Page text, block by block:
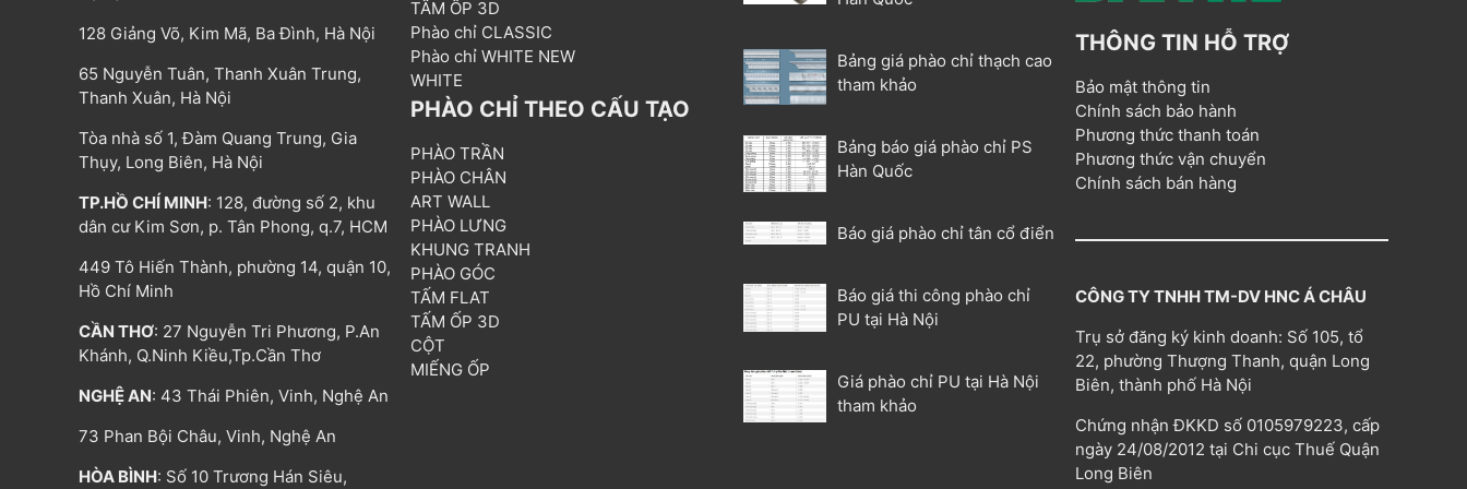
128 Giảng Võ, Kim Mã, Ba Đình, Hà Nội
65 Nguyễn Tuân, Thanh Xuân Trung,
Thanh Xuân, Hà Nội
Tòa nhà số 1, Đàm Quang Trung, Gia
Thụy, Long Biên, Hà Nội
TP.HỒ CHÍ MINH: 128, đường số 2, khu
dân cư Kim Sơn, p. Tân Phong, q.7, HCM
449 Tô Hiến Thành, phường 14, quận 10,
Hồ Chí Minh
CẦN THƠ: 27 Nguyễn Tri Phương, P.An
Khánh, Q.Ninh Kiều,Tp.Cần Thơ
NGHỆ AN: 43 Thái Phiên, Vinh, Nghệ An
73 Phan Bội Châu, Vinh, Nghệ An
HÒA BÌNH: Số 10 Trương Hán Siêu,
TẤM ỐP 3D
Phào chỉ CLASSIC
Phào chỉ WHITE NEW
WHITE
PHÀO CHỈ THEO CẤU TẠO
PHÀO TRẦN
PHÀO CHÂN
ART WALL
PHÀO LƯNG
KHUNG TRANH
PHÀO GÓC
TẤM FLAT
TẤM ỐP 3D
CỘT
MIẾNG ỐP
Bảng giá phào chỉ thạch cao
tham khảo
Bảng báo giá phào chỉ PS
Hàn Quốc
Báo giá phào chỉ tân cổ điển
Báo giá thi công phào chỉ
PU tại Hà Nội
Giá phào chỉ PU tại Hà Nội
tham khảo
THÔNG TIN HỖ TRỢ
Bảo mật thông tin
Chính sách bảo hành
Phương thức thanh toán
Phương thức vận chuyển
Chính sách bán hàng
CÔNG TY TNHH TM-DV HNC Á CHÂU
Trụ sở đăng ký kinh doanh: Số 105, tổ
22, phường Thượng Thanh, quận Long
Biên, thành phố Hà Nội
Chứng nhận ĐKKD số 0105979223, cấp
ngày 24/08/2012 tại Chi cục Thuế Quận
Long Biên